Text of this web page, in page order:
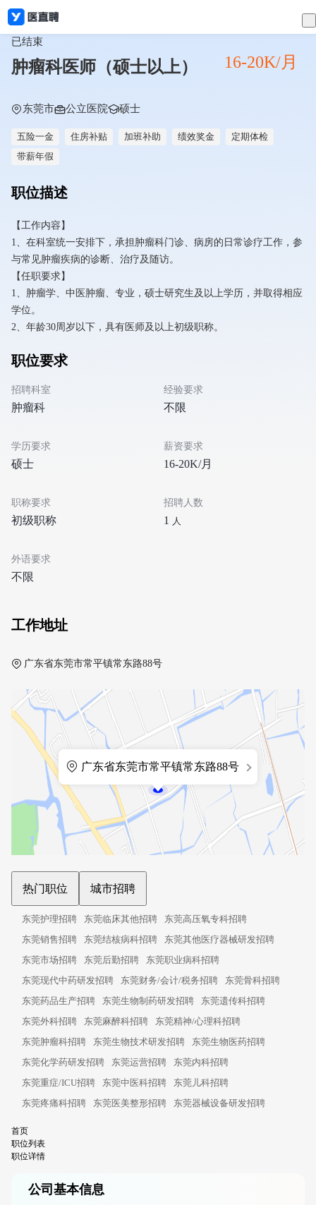
已结束
肿瘤科医师（硕士以上） 16-20K/月
东莞市 公立医院 硕士
五险一金 住房补贴 加班补助 绩效奖金
定期体检
带薪年假
职位描述
【工作内容】
1、在科室统一安排下，承担肿瘤科门诊、病房的日常诊疗工作，参
与常见肿瘤疾病的诊断、治疗及随访。
【任职要求】
1、肿瘤学、中医肿瘤、专业，硕士研究生及以上学历，并取得相应
学位。
2、年龄30周岁以下，具有医师及以上初级职称。
职位要求
招聘科室
肿瘤科
经验要求
不限
学历要求
硕士
薪资要求
16-20K/月
职称要求
初级职称
招聘人数
1 人
外语要求
不限
工作地址
广东省东莞市常平镇常东路88号
广东省东莞市常平镇常东路88号
热门职位 城市招聘
东莞护理招聘 东莞临床其他招聘
东莞高压氧专科招聘
东莞销售招聘
东莞结核病科招聘
东莞其他医疗器械研发招聘
东莞市场招聘
东莞后勤招聘
东莞职业病科招聘
东莞现代中药研发招聘
东莞财务/会计/税务招聘
东莞骨科招聘
东莞药品生产招聘
东莞生物制药研发招聘
东莞遗传科招聘
东莞外科招聘
东莞麻醉科招聘
东莞精神/心理科招聘
东莞肿瘤科招聘
东莞生物技术研发招聘
东莞生物医药招聘
东莞化学药研发招聘
东莞运营招聘
东莞内科招聘
东莞重症/ICU招聘
东莞中医科招聘
东莞儿科招聘
东莞疼痛科招聘
东莞医美整形招聘 东莞器械设备研发招聘
首页
职位列表
职位详情
公司基本信息